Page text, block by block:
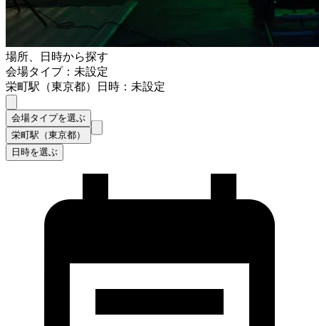
場所、日時から探す
会場タイプ：未設定
栄町駅（東京都）
日時：未設定
会場タイプを選ぶ
栄町駅（東京都）
日時を選ぶ